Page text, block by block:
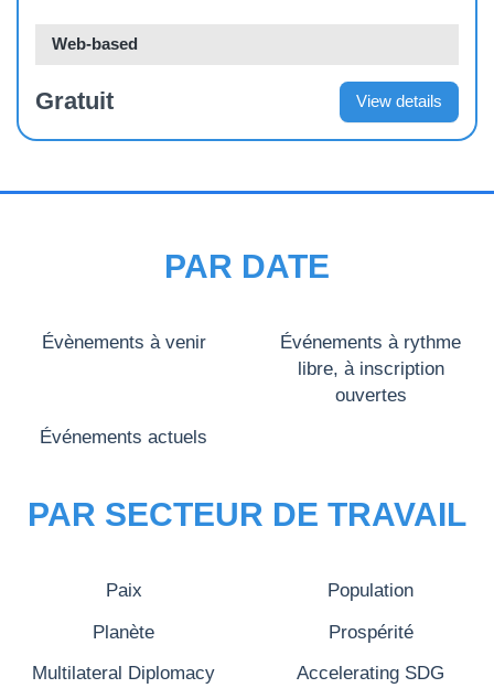
Web-based
Gratuit View details
PAR DATE
Évènements à venir
Événements à rythme
libre, à inscription
ouvertes
Événements actuels
PAR SECTEUR DE TRAVAIL
Paix Population
Planète Prospérité
Multilateral Diplomacy
Accelerating SDG